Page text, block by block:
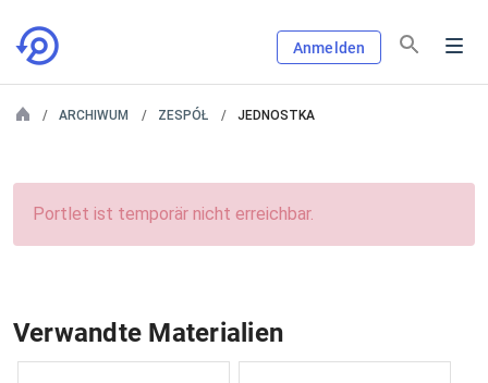
Anmelden
ARCHIWUM ZESPÓŁ JEDNOSTKA
Portlet ist temporär nicht erreichbar.
Verwandte Materialien